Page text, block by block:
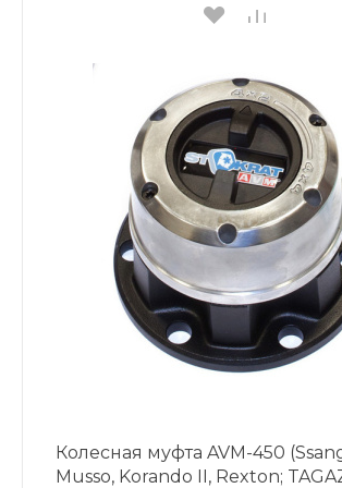
Колесная муфта AVM-450
Musso, Korando II, Rexton;